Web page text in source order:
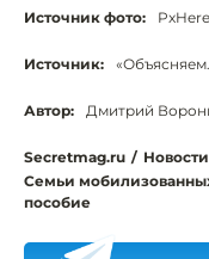
Источник фото: PxHere
Источник:
Автор: Дмитрий
Secretmag.ru / Новости
Семьи
пособие